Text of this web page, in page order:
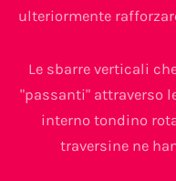
ulteriormente
Le sbarre verticali
"passanti" attraverso
interno tondino
traversine ne